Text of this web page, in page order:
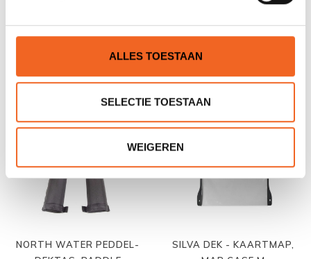
ALLES TOESTAAN
SELECTIE TOESTAAN
WEIGEREN
DECK POD PRO
NORTH WATER
UNDERDECK BAG
NORTH WATER PEDDEL-
SILVA DEK - KAARTMAP,